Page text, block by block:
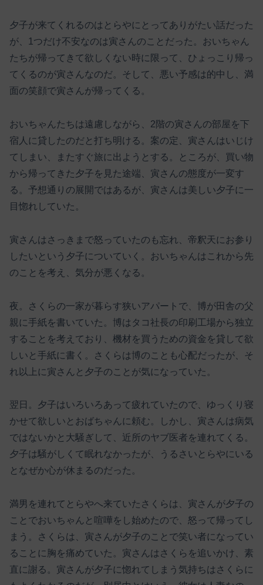
夕子が来てくれるのはとらやにとってありがたい話だった
が、1つだけ不安なのは寅さんのことだった。おいちゃん
たちが帰ってきて欲しくない時に限って、ひょっこり帰っ
てくるのが寅さんなのだ。そして、悪い予感は的中し、満
面の笑顔で寅さんが帰ってくる。
おいちゃんたちは遠慮しながら、2階の寅さんの部屋を下
宿人に貸したのだと打ち明ける。案の定、寅さんはいじけ
てしまい、またすぐ旅に出ようとする。ところが、買い物
から帰ってきた夕子を見た途端、寅さんの態度が一変す
る。予想通りの展開ではあるが、寅さんは美しい夕子に一
目惚れしていた。
寅さんはさっきまで怒っていたのも忘れ、帝釈天にお参り
したいという夕子についていく。おいちゃんはこれから先
のことを考え、気分が悪くなる。
夜。さくらの一家が暮らす狭いアパートで、博が田舎の父
親に手紙を書いていた。博はタコ社長の印刷工場から独立
することを考えており、機材を買うための資金を貸して欲
しいと手紙に書く。さくらは博のことも心配だったが、そ
れ以上に寅さんと夕子のことが気になっていた。
翌日。夕子はいろいろあって疲れていたので、ゆっくり寝
かせて欲しいとおばちゃんに頼む。しかし、寅さんは病気
ではないかと大騒ぎして、近所のヤブ医者を連れてくる。
夕子は騒がしくて眠れなかったが、うるさいとらやにいる
となぜか心が休まるのだった。
満男を連れてとらやへ来ていたさくらは、寅さんが夕子の
ことでおいちゃんと喧嘩をし始めたので、怒って帰ってし
まう。さくらは、寅さんが夕子のことで笑い者になってい
ることに胸を痛めていた。寅さんはさくらを追いかけ、素
直に謝る。寅さんが夕子に惚れてしまう気持ちはさくらに